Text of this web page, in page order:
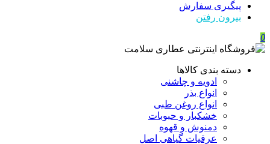
پیگیری سفارش
بیرون رفتن
0
دسته بندی کالاها
ادویه و چاشنی
انواع بذر
انواع روغن طبی
خشکبار و حبوبات
دمنوش و قهوه
عرقیات گیاهی اصل